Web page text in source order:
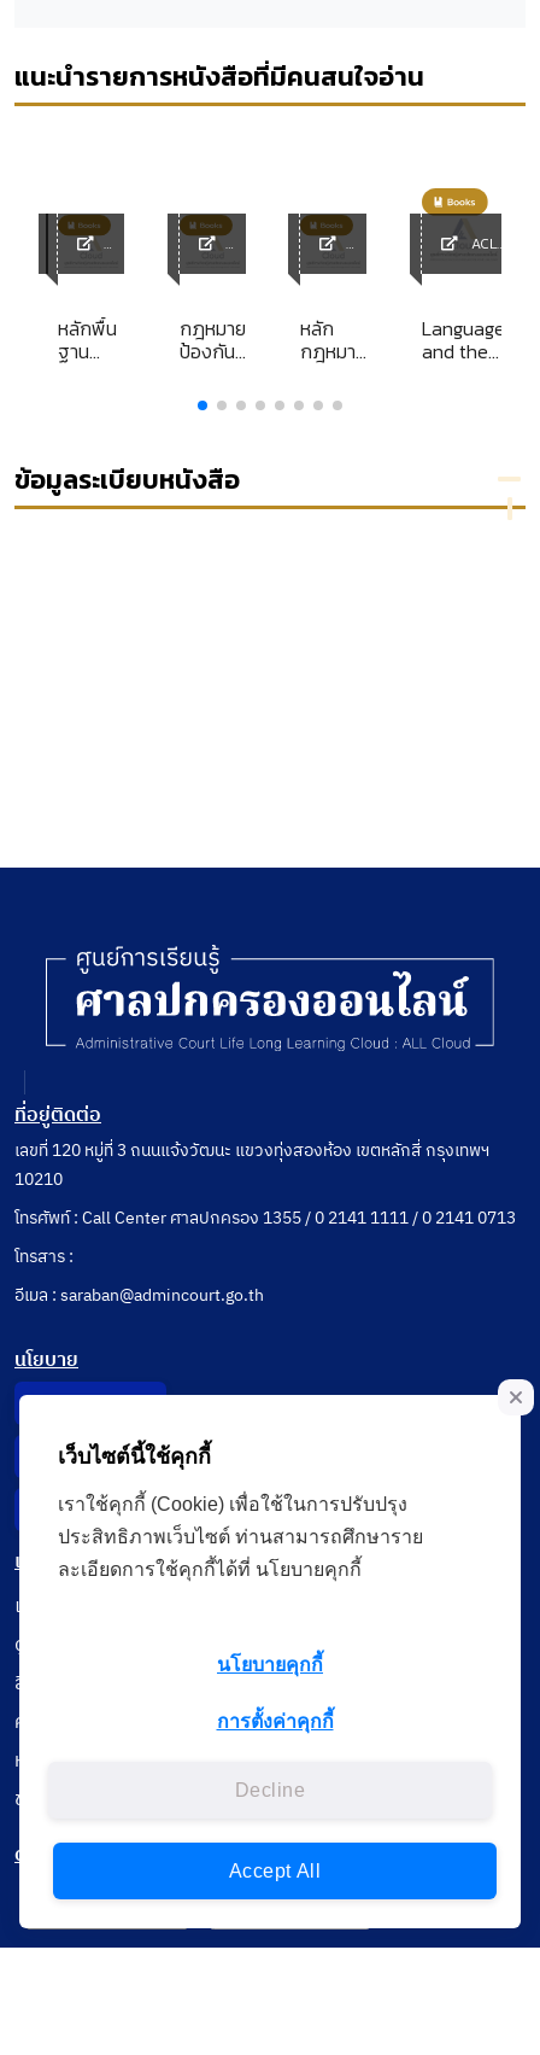
แนะนำรายการหนังสือที่มีคนสนใจอ่าน
หลักพื้น
ฐาน
กฎหมาย
ป้องกัน
ปราม
การ
หลัก
กฎหมาย
บทความ
สั้นคดี
เล่ม 5
Language
and the
ข้อมูลระเบียบหนังสือ
ที่อยู่ติดต่อ
เลขที่ 120 หมู่ที่ 3 ถนนแจ้งวัฒนะ แขวงทุ่งสองห้อง เขตหลักสี่ กรุงเทพฯ
10210
โทรศัพท์ : Call Center ศาลปกครอง 1355 / 0 2141 1111 / 0 2141 0713
โทรสาร :
อีเมล : saraban@admincourt.go.th
นโยบาย
Data Subject Right
Incident Report
เมนู
เรียนออนไลน์
ดูถ่ายทอดสด
สื่อการเรียนรู้
ค้นรายการหนังสือ
หนังสืออิเล็กทรอนิกส์
ข้อมูลผู้ใช้งาน
ดาวน์โหลดใช้งานบนแอปพลิเคชัน
เว็บไซต์นี้ใช้คุกกี้
เราใช้คุกกี้ (Cookie) เพื่อใช้ในการปรับปรุง
ประสิทธิภาพเว็บไซต์ ท่านสามารถศึกษาราย
ละเอียดการใช้คุกกี้ได้ที่ นโยบายคุกกี้
นโยบายคุกกี้
การตั้งค่าคุกกี้
Decline
Accept All